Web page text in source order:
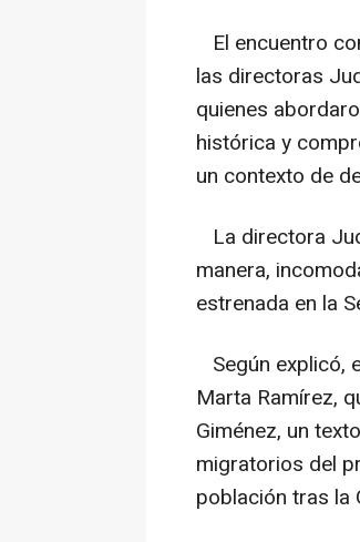
El encuentro
las directoras
quienes
histórica y
un contexto de
La directora
manera,
estrenada en la
Según explicó,
Marta Ramírez,
Giménez, un
migratorios del
población tras la